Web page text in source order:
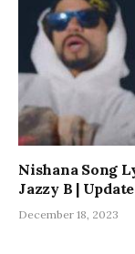
Nishana Song
Jazzy B |
December 18, 2023